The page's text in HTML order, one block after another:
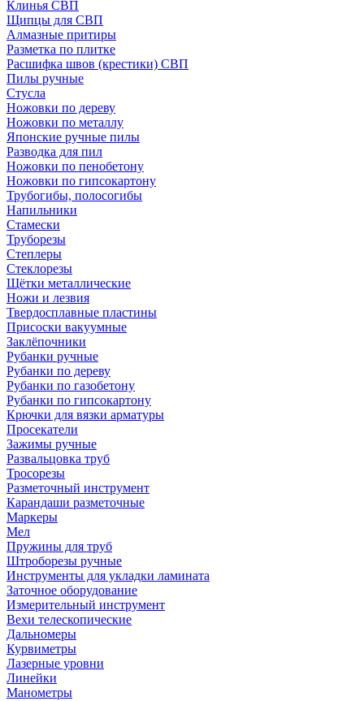
Клинья СВП
Щипцы для СВП
Алмазные притиры
Разметка по плитке
Расшифка швов (крестики) СВП
Пилы ручные
Стусла
Ножовки по дереву
Ножовки по металлу
Японские ручные пилы
Разводка для пил
Ножовки по пенобетону
Ножовки по гипсокартону
Трубогибы, полосогибы
Напильники
Стамески
Труборезы
Степлеры
Стеклорезы
Щётки металлические
Ножи и лезвия
Твердосплавные пластины
Присоски вакуумные
Заклёпочники
Рубанки ручные
Рубанки по дереву
Рубанки по газобетону
Рубанки по гипсокартону
Крючки для вязки арматуры
Просекатели
Зажимы ручные
Развальцовка труб
Тросорезы
Разметочный инструмент
Карандаши разметочные
Маркеры
Мел
Пружины для труб
Штроборезы ручные
Инструменты для укладки ламината
Заточное оборудование
Измерительный инструмент
Вехи телескопические
Дальномеры
Курвиметры
Лазерные уровни
Линейки
Манометры